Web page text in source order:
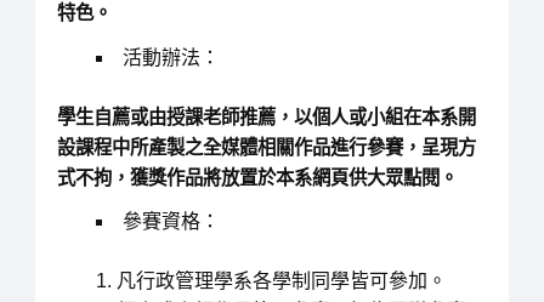
特色。
活動辦法：
學生自薦或由授課老師推薦，以個人或小組在本系開
設課程中所產製之全媒體相關作品進行參賽，呈現方
式不拘，獲獎作品將放置於本系網頁供大眾點閱。
參賽資格：
凡行政管理學系各學制同學皆可參加。